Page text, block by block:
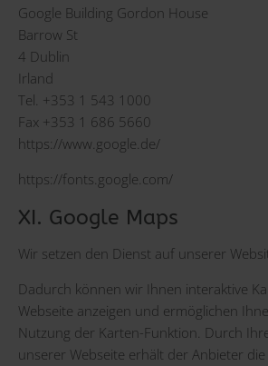
Google Building Gordon House
Barrow St
4 Dublin
Irland
Tel. +353 1 543 1000
Fax +353 1 686 5660
https://www.google.de/
https://fonts.google.com/
XI. Google Maps
Wir setzen den Dienst auf unserer
Dadurch können wir Ihnen interaktive
Webseite anzeigen und ermöglichen
Nutzung der Karten-Funktion. Durch
unserer Webseite erhält der Anbieter